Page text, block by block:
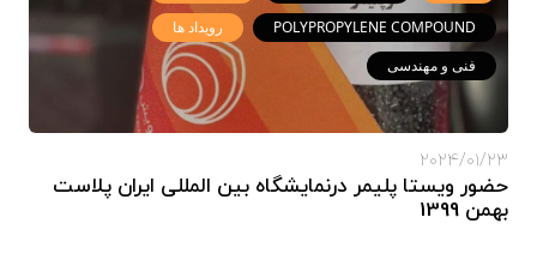
POLYPROPYLENE COMPOUND
رویداد ها
فنی و مهندسی
2024/01/23
حضور ویستا پلیمر درنمایشگاه بین المللی ایران پلاست
بهمن 1399